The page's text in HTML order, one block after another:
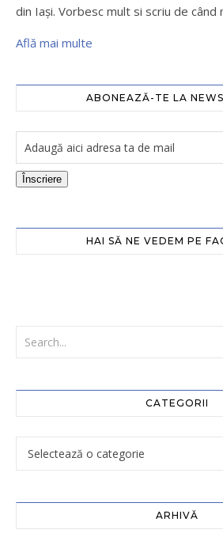
din Iaşi. Vorbesc mult si scriu de când
Află mai multe
ABONEAZĂ-TE LA
Înscriere
HAI SĂ NE VEDEM PE
CATEGORII
ARHIVĂ